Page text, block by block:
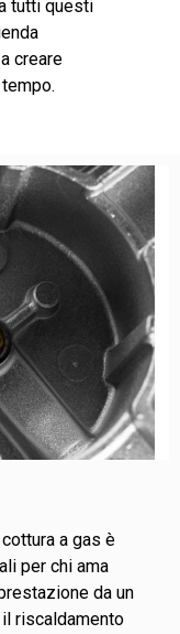
tutti questi
creare
a gas è
per chi ama
da un
riscaldamento